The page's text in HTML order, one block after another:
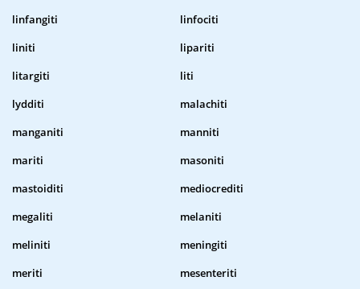
linfangiti
linfociti
liniti
lipariti
litargiti
liti
lydditi
malachiti
manganiti
manniti
mariti
masoniti
mastoiditi
mediocrediti
megaliti
melaniti
meliniti
meningiti
meriti
mesenteriti